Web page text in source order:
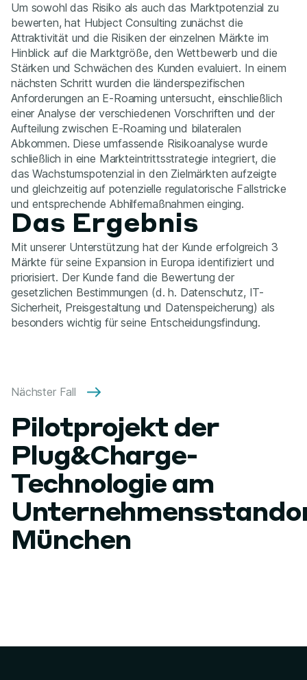
Um sowohl das Risiko als auch das Marktpotenzial zu
bewerten, hat Hubject Consulting zunächst die
Attraktivität und die Risiken der einzelnen Märkte im
Hinblick auf die Marktgröße, den Wettbewerb und die
Stärken und Schwächen des Kunden evaluiert. In einem
nächsten Schritt wurden die länderspezifischen
Anforderungen an E-Roaming untersucht, einschließlich
einer Analyse der verschiedenen Vorschriften und der
Aufteilung zwischen E-Roaming und bilateralen
Abkommen. Diese umfassende Risikoanalyse wurde
schließlich in eine Markteintrittsstrategie integriert, die
das Wachstumspotenzial in den Zielmärkten aufzeigte
und gleichzeitig auf potenzielle regulatorische Fallstricke
und entsprechende Abhilfemaßnahmen einging.
Das Ergebnis
Mit unserer Unterstützung hat der Kunde erfolgreich 3
Märkte für seine Expansion in Europa identifiziert und
priorisiert. Der Kunde fand die Bewertung der
gesetzlichen Bestimmungen (d. h. Datenschutz, IT-
Sicherheit, Preisgestaltung und Datenspeicherung) als
besonders wichtig für seine Entscheidungsfindung.
Nächster Fall
Pilotprojekt der
Plug&Charge-
Technologie am
München